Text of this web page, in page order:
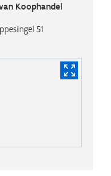
Koophandel
51